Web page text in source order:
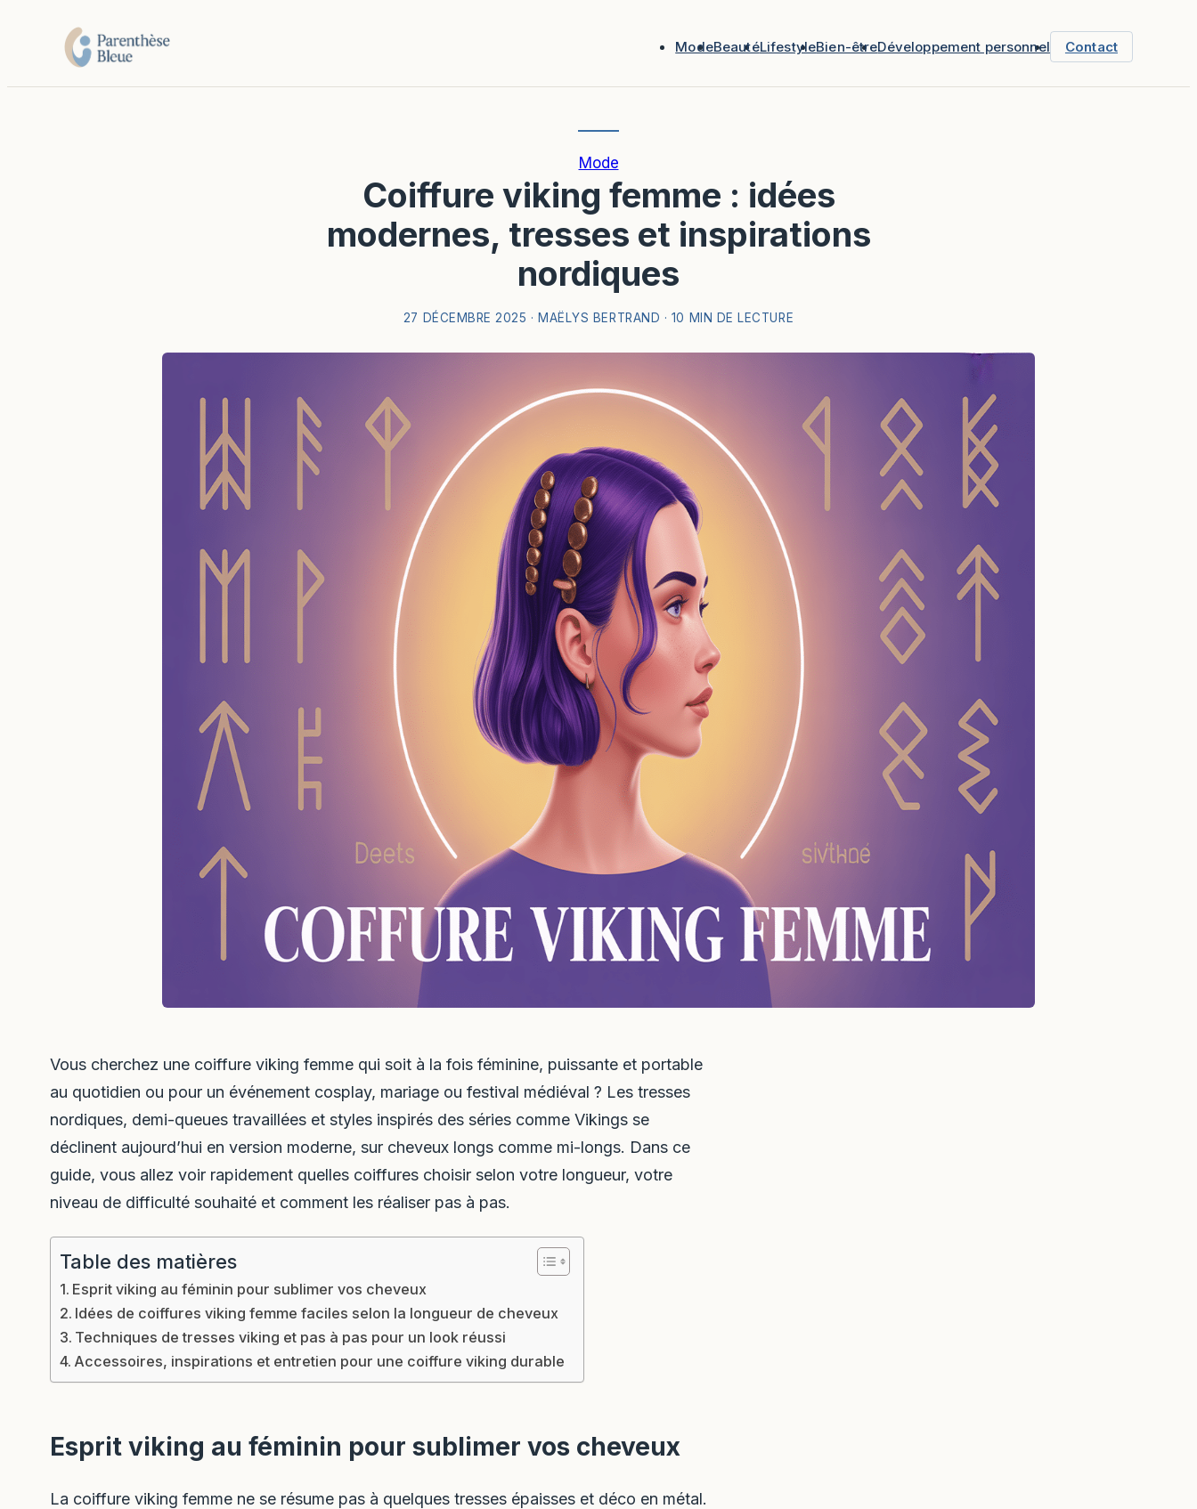
ModeBeautéLifestyleBien-êtreDéveloppement personnel Contact
Mode
Coiffure viking femme : idées
modernes, tresses et inspirations
nordiques
27 DÉCEMBRE 2025 · MAËLYS BERTRAND · 10 MIN DE LECTURE
Vous cherchez une coiffure viking femme qui soit à la fois féminine, puissante et portable
au quotidien ou pour un événement cosplay, mariage ou festival médiéval ? Les tresses
nordiques, demi-queues travaillées et styles inspirés des séries comme Vikings se
déclinent aujourd’hui en version moderne, sur cheveux longs comme mi-longs. Dans ce
guide, vous allez voir rapidement quelles coiffures choisir selon votre longueur, votre
niveau de difficulté souhaité et comment les réaliser pas à pas.
Table des matières
Esprit viking au féminin pour sublimer vos cheveux
Idées de coiffures viking femme faciles selon la longueur de cheveux
Techniques de tresses viking et pas à pas pour un look réussi
Accessoires, inspirations et entretien pour une coiffure viking durable
Esprit viking au féminin pour sublimer vos cheveux
La coiffure viking femme ne se résume pas à quelques tresses épaisses et déco en métal.